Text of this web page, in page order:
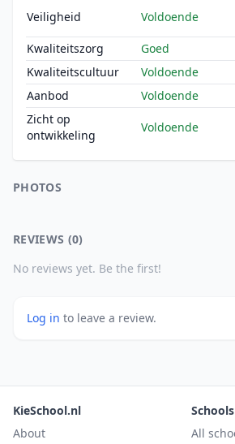
Veiligheid Voldoende
Kwaliteitszorg
Goed
Kwaliteitscultuur
Voldoende
Aanbod
Voldoende
Zicht op
ontwikkeling
Voldoende
PHOTOS
REVIEWS (0)
No reviews yet. Be the first!
Log in to leave a review.
KieSchool.nl
About
Schools
All